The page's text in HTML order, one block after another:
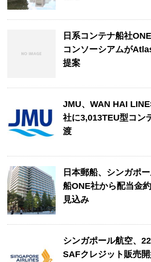
日系コンテナ船社
コンソーシアムが
提案
JMU、WAN HAI
社に3,013TEU型コン
渡
日本郵船、シンガポ
船ONE社から配当金
見込み
シンガポール航空、
SAFクレジット販売